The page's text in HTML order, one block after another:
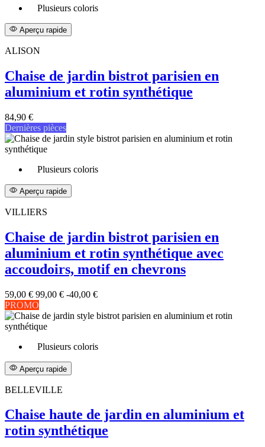
Plusieurs coloris
Aperçu rapide
ALISON
Chaise de jardin bistrot parisien en
aluminium et rotin synthétique
84,90 €
Dernières pièces
Plusieurs coloris
Aperçu rapide
VILLIERS
Chaise de jardin bistrot parisien en
aluminium et rotin synthétique avec
accoudoirs, motif en chevrons
59,00 € 99,00 € -40,00 €
PROMO
Plusieurs coloris
Aperçu rapide
BELLEVILLE
Chaise haute de jardin en aluminium et
rotin synthétique